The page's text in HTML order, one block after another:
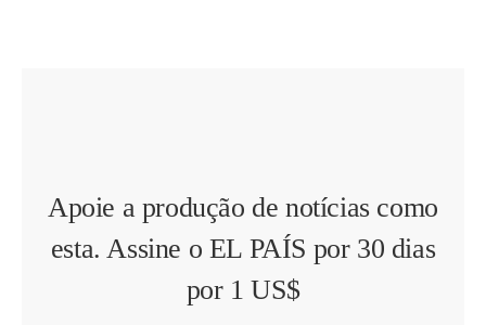
Apoie a produção de notícias como
esta. Assine o EL PAÍS por 30 dias
por 1 US$